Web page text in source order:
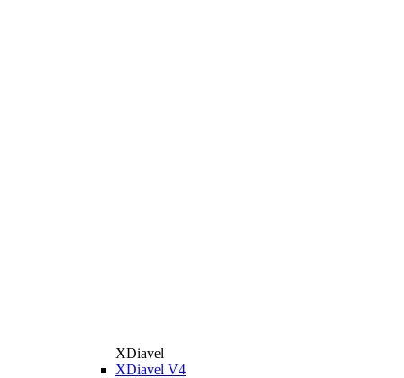
XDiavel
XDiavel V4